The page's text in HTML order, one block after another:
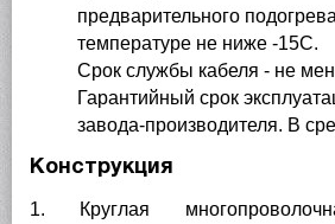
предварительного
температуре не ниже -15С.
Срок службы кабеля - не
Гарантийный срок
завода-производителя. В
Конструкция
1. Круглая